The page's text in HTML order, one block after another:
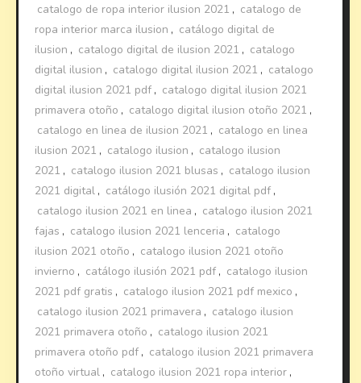
catalogo de ropa interior ilusion 2021 , catalogo de
ropa interior marca ilusion , catálogo digital de
ilusion , catalogo digital de ilusion 2021 , catalogo
digital ilusion , catalogo digital ilusion 2021 , catalogo
digital ilusion 2021 pdf , catalogo digital ilusion 2021
primavera otoño , catalogo digital ilusion otoño 2021 ,
catalogo en linea de ilusion 2021 , catalogo en linea
ilusion 2021 , catalogo ilusion , catalogo ilusion
2021 , catalogo ilusion 2021 blusas , catalogo ilusion
2021 digital , catálogo ilusión 2021 digital pdf ,
catalogo ilusion 2021 en linea , catalogo ilusion 2021
fajas , catalogo ilusion 2021 lenceria , catalogo
ilusion 2021 otoño , catalogo ilusion 2021 otoño
invierno , catálogo ilusión 2021 pdf , catalogo ilusion
2021 pdf gratis , catalogo ilusion 2021 pdf mexico ,
catalogo ilusion 2021 primavera , catalogo ilusion
2021 primavera otoño , catalogo ilusion 2021
primavera otoño pdf , catalogo ilusion 2021 primavera
otoño virtual , catalogo ilusion 2021 ropa interior ,